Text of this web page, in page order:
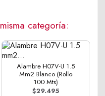
categoría:
Alambre H07V-U 1.5
Mm2 Blanco (Rollo
100 Mts)
$29.495